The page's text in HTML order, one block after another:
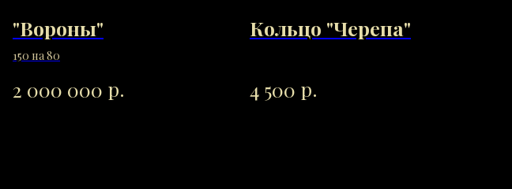
"Вороны"
150 на 80
2 000 000 р.
Кольцо "Черепа"
4 500 р.